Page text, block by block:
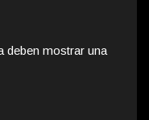
deben mostrar una